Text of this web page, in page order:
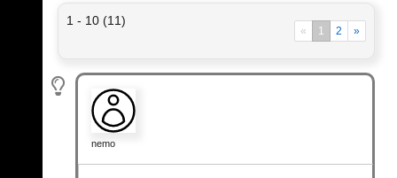
1 - 10 (11)
« 1 2 »
nemo